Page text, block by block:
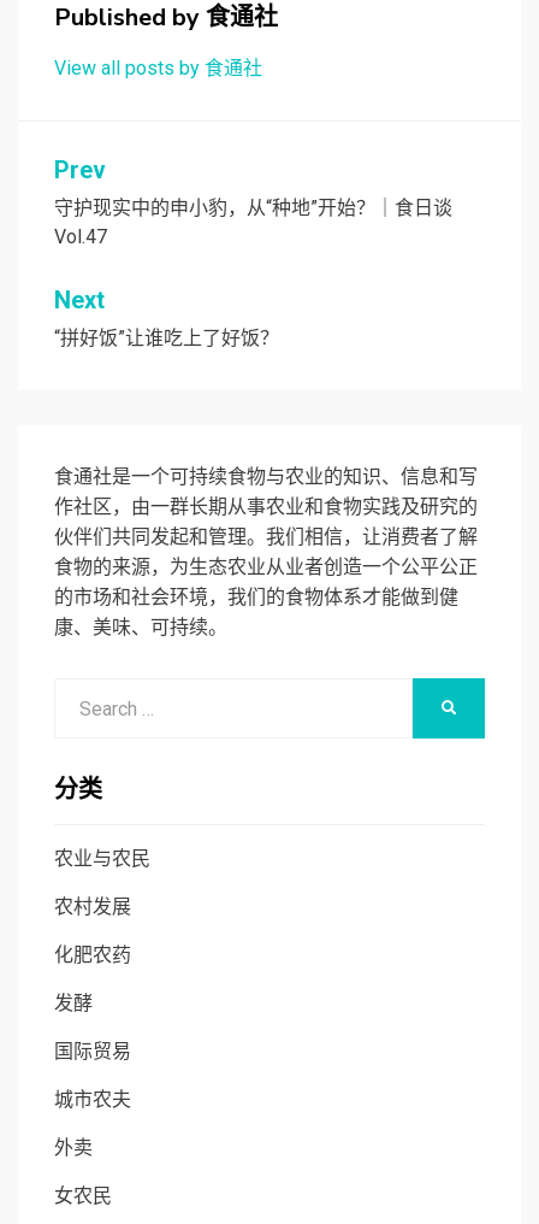
Published by食通社
View all posts by 食通社
文
章
导
航
Prev
守护现实中的申小豹，从“种地”开始？｜食日谈
Vol.47
Next
“拼好饭”让谁吃上了好饭？
食通社是一个可持续食物与农业的知识、信息和写
作社区，由一群长期从事农业和食物实践及研究的
伙伴们共同发起和管理。我们相信，让消费者了解
食物的来源，为生态农业从业者创造一个公平公正
的市场和社会环境，我们的食物体系才能做到健
康、美味、可持续。
分类
农业与农民
农村发展
化肥农药
发酵
国际贸易
城市农夫
外卖
女农民